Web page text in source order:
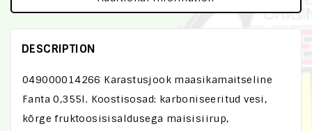
DESCRIPTION
049000014266 Karastusjook maasikamaitseline
Fanta 0,355l. Koostisosad: karboniseeritud vesi,
kõrge fruktoosisisaldusega maisisiirup,